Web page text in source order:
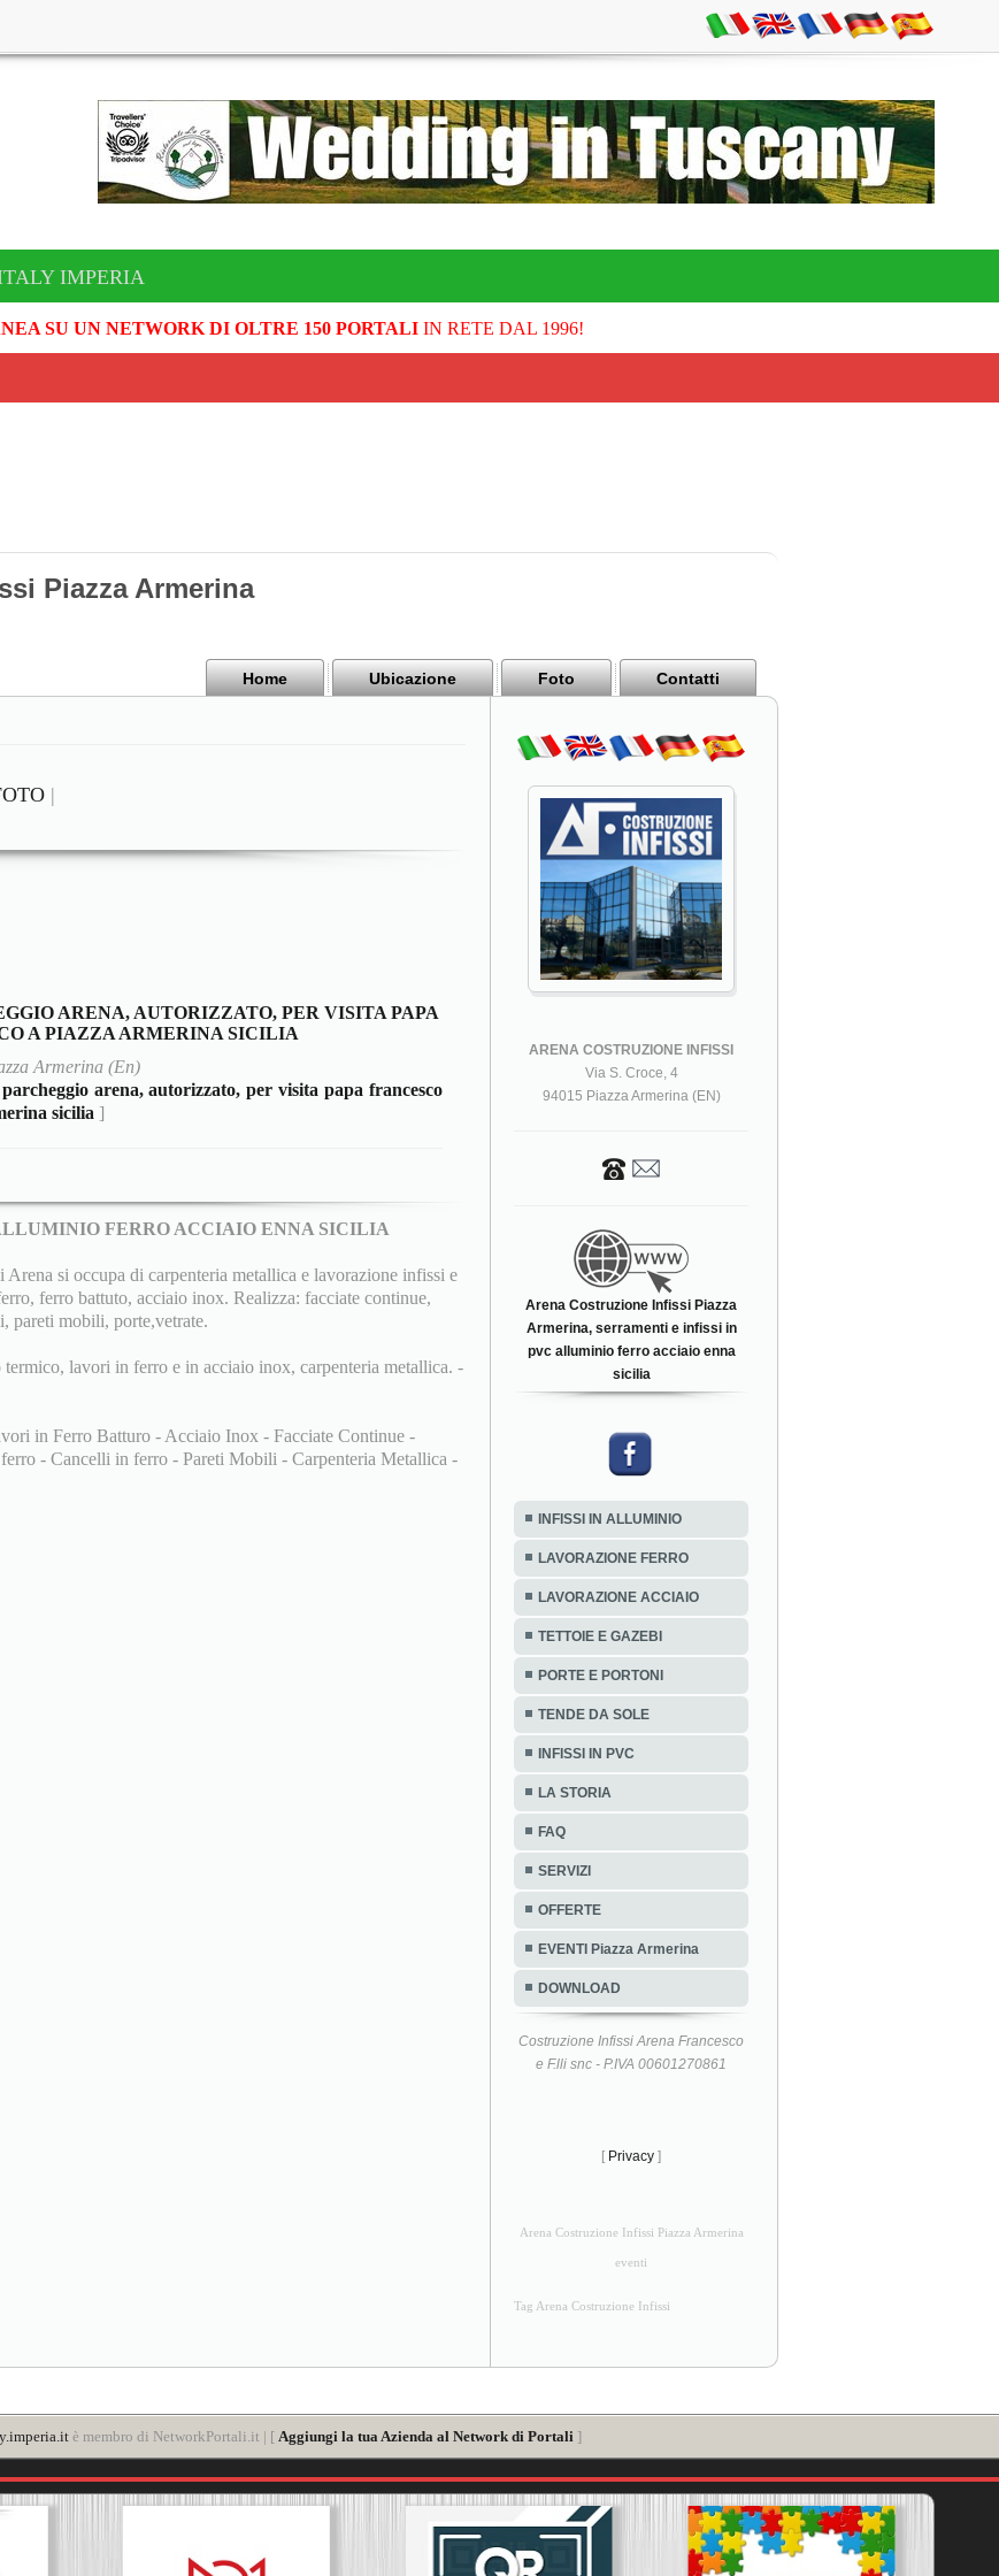
IMPERIA
SU UN NETWORK DI OLTRE 150 PORTALIIN RETE DAL 1996!
Piazza Armerina
Home Ubicazione Foto Contatti
|
ARENA, AUTORIZZATO, PER VISITA PAPA
A PIAZZA ARMERINA SICILIA
Armerina (En)
parcheggio arena, autorizzato, per visita papa francesco
sicilia ]
FERRO ACCIAIO ENNA SICILIA
si occupa di carpenteria metallica e lavorazione infissi e
ferro battuto, acciaio inox. Realizza: facciate continue,
pareti mobili, porte,vetrate.
lavori in ferro e in acciaio inox, carpenteria metallica. -
in Ferro Batturo - Acciaio Inox - Facciate Continue -
- Cancelli in ferro - Pareti Mobili - Carpenteria Metallica -
ARENA COSTRUZIONE INFISSI
Via S. Croce, 4
94015 Piazza Armerina (EN)
Arena Costruzione Infissi Piazza
Armerina, serramenti e infissi in
pvc alluminio ferro acciaio enna
sicilia
INFISSI IN ALLUMINIO
LAVORAZIONE FERRO
LAVORAZIONE ACCIAIO
TETTOIE E GAZEBI
PORTE E PORTONI
TENDE DA SOLE
INFISSI IN PVC
LA STORIA
FAQ
SERVIZI
OFFERTE
EVENTI Piazza Armerina
DOWNLOAD
Costruzione Infissi Arena Francesco
e F.lli snc - P.IVA 00601270861
[ Privacy ]
Arena Costruzione Infissi Piazza Armerina
eventi
Tag Arena Costruzione Infissi
è membro di NetworkPortali.it | [ Aggiungi la tua Azienda al Network di Portali ]